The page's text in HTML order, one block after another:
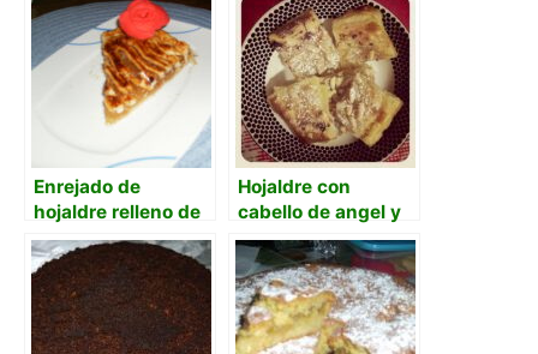
Enrejado de
hojaldre relleno de
cabello de angel
Hojaldre con
cabello de angel y
piñones